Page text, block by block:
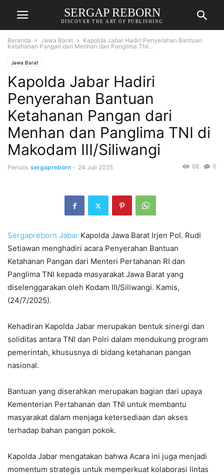
SERGAP REBORN
DISCOVER THE ART OF PUBLISHING
Beranda Jawa Barat
Kapolda Jabar Hadiri Penyerahan Bantuan
Ketahanan Pangan dari Menhan dan Panglima TNI...
Jawa Barat
Kapolda Jabar Hadiri
Penyerahan Bantuan
Ketahanan Pangan dari
Menhan dan Panglima TNI di
Makodam III/Siliwangi
Penulis sergapreborn - 24 Juli 2025 0
68
Sergapreborn Jabar Kapolda Jawa Barat Irjen Pol. Rudi
Setiawan menghadiri acara Penyerahan Bantuan
Ketahanan Pangan dari Menteri Pertahanan RI dan
Panglima TNI kepada masyarakat Jawa Barat yang
diselenggarakan oleh Kodam III/Siliwangi. Kamis,
(24/7/2025).
Kehadiran Kapolda Jabar merupakan bentuk sinergi dan
soliditas antara TNI dan Polri dalam mendukung program
pemerintah, khususnya di bidang ketahanan pangan
nasional.
Bantuan yang diserahkan merupakan bagian dari upaya
Kementerian Pertahanan dan TNI untuk membantu
masyarakat dalam menjaga ketersediaan dan akses
terhadap bahan pangan pokok.
Kapolda Jabar mengatakan bahwa Acara ini juga menjadi
momentum strategis untuk memperkuat kolaborasi lintas